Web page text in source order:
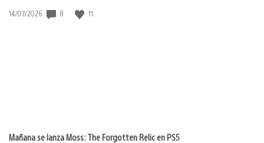
Fecha
14/07/2026 8 11
Mañana se lanza Moss: The Forgotten Relic en PS5